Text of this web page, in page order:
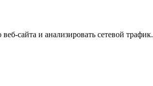
сайта и анализировать сетевой трафик.